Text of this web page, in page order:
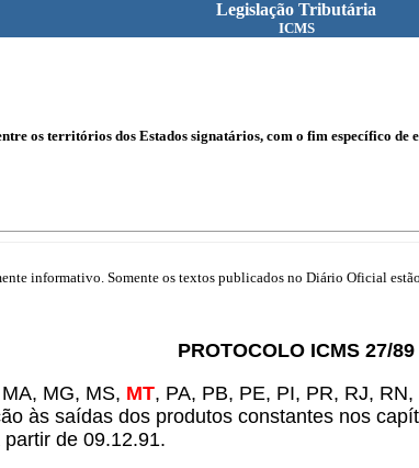
Legislação Tributária
ICMS
os territórios dos Estados signatários, com o fim específico de
informativo. Somente os textos publicados no Diário Oficial
PROTOCOLO ICMS 27/89
MG, MS, MT, PA, PB, PE, PI, PR, RJ,
às saídas dos produtos constantes nos
partir de 09.12.91.